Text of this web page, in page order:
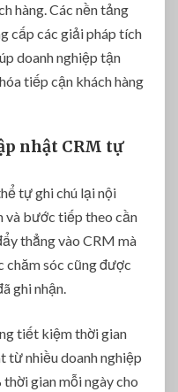
hàng. Các nền tảng
cấp các giải pháp tích
doanh nghiệp tận
tiếp cận khách hàng
nhật CRM tự
tự ghi chú lại nội
và bước tiếp theo cần
thẳng vào CRM mà
chăm sóc cũng được
ghi nhận.
tiết kiệm thời gian
từ nhiều doanh nghiệp
gian mỗi ngày cho